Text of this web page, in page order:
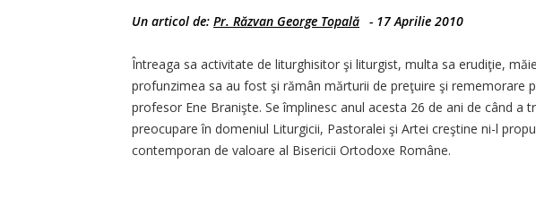
Un articol de: Pr. Răzvan George Topală - 17 Aprilie 2010
Întreaga sa activitate de liturghisitor şi liturgist, multa sa erudiţie,
profunzimea sa au fost şi rămân mărturii de preţuire şi rememorare
profesor Ene Branişte. Se împlinesc anul acesta 26 de ani de când a
preocupare în domeniul Liturgicii, Pastoralei şi Artei creştine ni-l
contemporan de valoare al Bisericii Ortodoxe Române.